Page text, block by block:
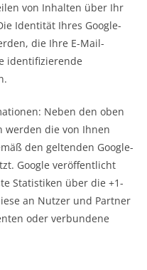
von Inhalten über Ihr
Identität Ihres Google-
die Ihre E-Mail-
identifizierende
Neben den oben
werden die von Ihnen
den geltenden Google-
Google veröffentlicht
Statistiken über die +1-
an Nutzer und Partner
oder verbundene